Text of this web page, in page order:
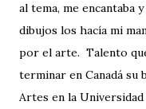
al tema, me encantaba
dibujos los hacía mi
por el arte. Talento
terminar en Canadá su
Artes en la